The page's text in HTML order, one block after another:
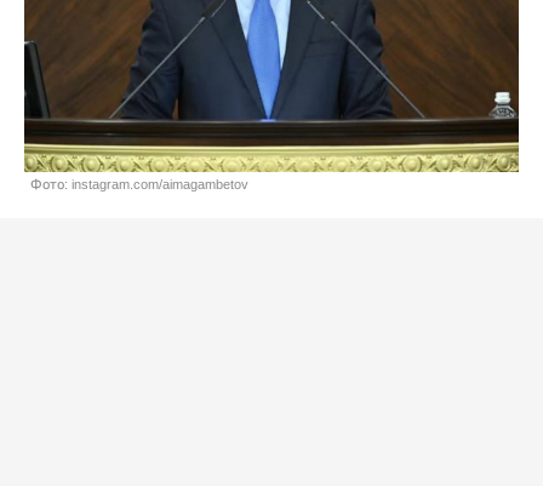
Фото: instagram.com/aimagambetov